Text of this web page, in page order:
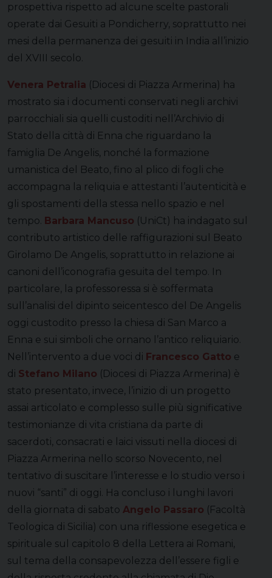
prospettiva rispetto ad alcune scelte pastorali
operate dai Gesuiti a Pondicherry, soprattutto nei
mesi della permanenza dei gesuiti in India all’inizio
del XVIII secolo.
Venera Petralia (Diocesi di Piazza Armerina) ha
mostrato sia i documenti conservati negli archivi
parrocchiali sia quelli custoditi nell’Archivio di
Stato della città di Enna che riguardano la
famiglia De Angelis, nonché la formazione
umanistica del Beato, fino al plico di fogli che
accompagna la reliquia e attestanti l’autenticità e
gli spostamenti della stessa nello spazio e nel
tempo. Barbara Mancuso (UniCt) ha indagato sul
contributo artistico delle raffigurazioni sul Beato
Girolamo De Angelis, soprattutto in relazione ai
canoni dell’iconografia gesuita del tempo. In
particolare, la professoressa si è soffermata
sull’analisi del dipinto seicentesco del De Angelis
oggi custodito presso la chiesa di San Marco a
Enna e sui simboli che ornano l’antico reliquiario.
Nell’intervento a due voci di Francesco Gatto e
di Stefano Milano (Diocesi di Piazza Armerina) è
stato presentato, invece, l’inizio di un progetto
assai articolato e complesso sulle più significative
testimonianze di vita cristiana da parte di
sacerdoti, consacrati e laici vissuti nella diocesi di
Piazza Armerina nello scorso Novecento, nel
tentativo di suscitare l’interesse e lo studio verso i
nuovi “santi” di oggi. Ha concluso i lunghi lavori
della giornata di sabato Angelo Passaro (Facoltà
Teologica di Sicilia) con una riflessione esegetica e
spirituale sul capitolo 8 della Lettera ai Romani,
sul tema della consapevolezza dell’essere figli e